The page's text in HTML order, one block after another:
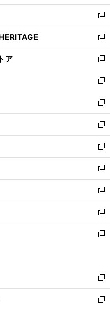
ウ
で
開
く
ン
ド
ウ
で
開
く
新
し
い
ウ
ィ
ン
ド
ウ
で
開
く
新
し
い
ウ
ィ
ン
ド
ウ
で
開
く
ア
新
し
い
ウ
ィ
ン
ド
ウ
で
開
く
新
し
い
ウ
ィ
ン
ド
ウ
で
開
く
新
し
い
ウ
ィ
ン
ド
ウ
で
開
く
新
し
い
ウ
ィ
ン
ド
ウ
で
開
く
新
し
い
ウ
ィ
ン
ド
ウ
で
開
新
し
い
ウ
ィ
ン
ド
ウ
開
く
新
し
い
ウ
ィ
ン
ウ
で
開
く
新
し
い
ウ
ン
ド
ウ
で
新
し
ウ
ィ
ン
ド
新
し
い
新